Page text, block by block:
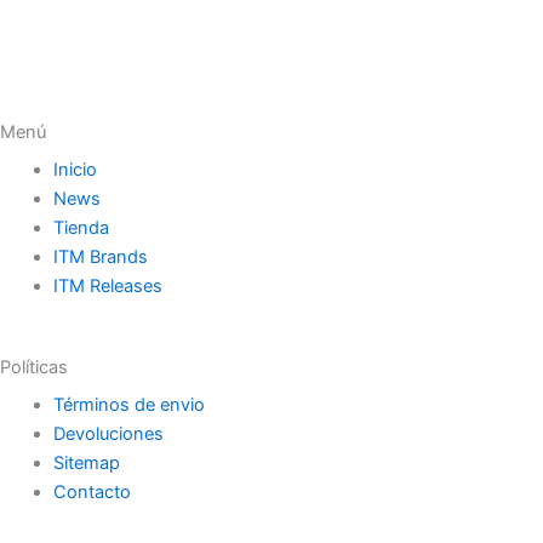
Menú
Inicio
News
Tienda
ITM Brands
ITM Releases
Políticas
Términos de envio
Devoluciones
Sitemap
Contacto